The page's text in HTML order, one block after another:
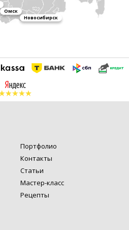
Омск
Новосибирск
Портфолио
Контакты
Статьи
Мастер-класс
Рецепты